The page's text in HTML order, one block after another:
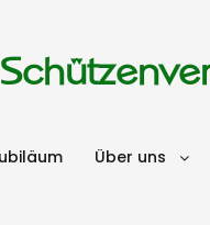
Über uns